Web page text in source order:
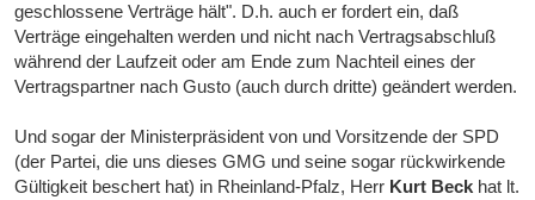
geschlossene Verträge hält". D.h. auch er fordert ein, daß
Verträge eingehalten werden und nicht nach Vertragsabschluß
während der Laufzeit oder am Ende zum Nachteil eines der
Vertragspartner nach Gusto (auch durch dritte) geändert werden.
Und sogar der Ministerpräsident von und Vorsitzende der SPD
(der Partei, die uns dieses GMG und seine sogar rückwirkende
Gültigkeit beschert hat) in Rheinland-Pfalz, Herr Kurt Beck hat lt.